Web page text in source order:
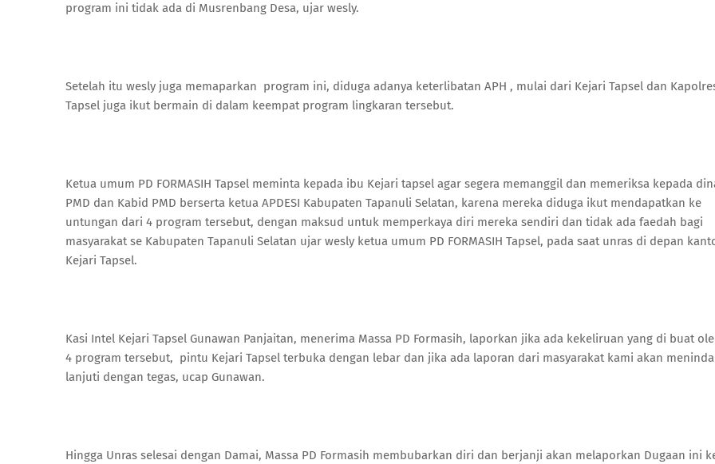
program ini tidak ada di Musrenbang Desa, ujar wesly.
Setelah itu wesly juga memaparkan program ini, diduga adanya keterlibatan APH , mulai dari Kejari Tapsel dan
Tapsel juga ikut bermain di dalam keempat program lingkaran tersebut.
Ketua umum PD FORMASIH Tapsel meminta kepada ibu Kejari tapsel agar segera memanggil dan memeriksa kepada
PMD dan Kabid PMD berserta ketua APDESI Kabupaten Tapanuli Selatan, karena mereka diduga ikut mendapatkan ke
untungan dari 4 program tersebut, dengan maksud untuk memperkaya diri mereka sendiri dan tidak ada faedah bagi
masyarakat se Kabupaten Tapanuli Selatan ujar wesly ketua umum PD FORMASIH Tapsel, pada saat unras di depan
Kejari Tapsel.
Kasi Intel Kejari Tapsel Gunawan Panjaitan, menerima Massa PD Formasih, laporkan jika ada kekeliruan yang di buat
4 program tersebut, pintu Kejari Tapsel terbuka dengan lebar dan jika ada laporan dari masyarakat kami akan
lanjuti dengan tegas, ucap Gunawan.
Hingga Unras selesai dengan Damai, Massa PD Formasih membubarkan diri dan berjanji akan melaporkan Dugaan ini